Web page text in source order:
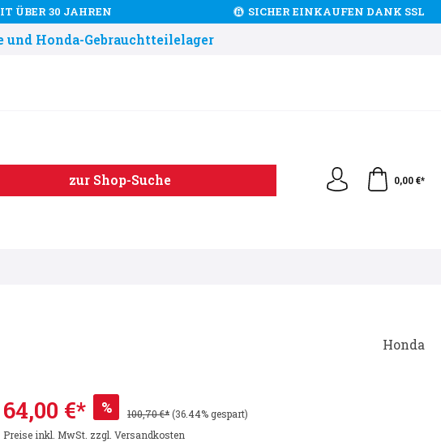
ÜBER 30 JAHREN SICHER EINKAUFEN DANK SSL
Honda-Gebrauchtteilelager
zur Shop-Suche 0,00 €*
Honda
64,00 €* % 100,70 €*(36.44% gespart)
Preise inkl. MwSt. zzgl. Versandkosten